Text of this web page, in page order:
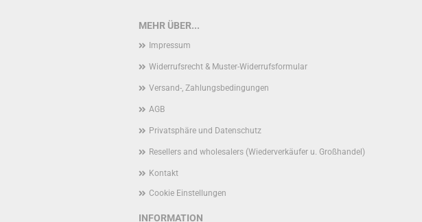
MEHR ÜBER...
Impressum
Widerrufsrecht & Muster-Widerrufsformular
Versand-, Zahlungsbedingungen
AGB
Privatsphäre und Datenschutz
Resellers and wholesalers (Wiederverkäufer u. Großhandel)
Kontakt
Cookie Einstellungen
INFORMATION